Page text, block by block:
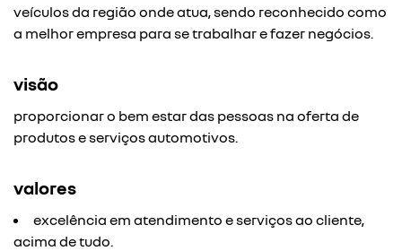
veículos da região onde atua, sendo reconhecido como
a melhor empresa para se trabalhar e fazer negócios.
visão
proporcionar o bem estar das pessoas na oferta de
produtos e serviços automotivos.
valores
excelência em atendimento e serviços ao cliente,
acima de tudo.